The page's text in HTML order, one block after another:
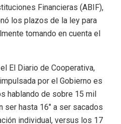
Financieras (ABIF),
los plazos de la ley para
tomando en cuenta el
El Diario de Cooperativa,
por el Gobierno es
hablando de sobre 15 mil
ser hasta 16″ a ser sacados
individual, versus los 17